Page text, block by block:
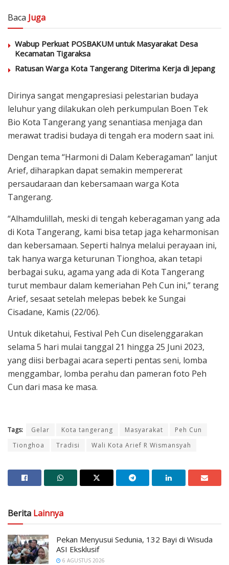
Baca Juga
Wabup Perkuat POSBAKUM untuk Masyarakat Desa
Kecamatan Tigaraksa
Ratusan Warga Kota Tangerang Diterima Kerja di Jepang
Dirinya sangat mengapresiasi pelestarian budaya
leluhur yang dilakukan oleh perkumpulan Boen Tek
Bio Kota Tangerang yang senantiasa menjaga dan
merawat tradisi budaya di tengah era modern saat ini.
Dengan tema “Harmoni di Dalam Keberagaman” lanjut
Arief, diharapkan dapat semakin mempererat
persaudaraan dan kebersamaan warga Kota
Tangerang.
“Alhamdulillah, meski di tengah keberagaman yang ada
di Kota Tangerang, kami bisa tetap jaga keharmonisan
dan kebersamaan. Seperti halnya melalui perayaan ini,
tak hanya warga keturunan Tionghoa, akan tetapi
berbagai suku, agama yang ada di Kota Tangerang
turut membaur dalam kemeriahan Peh Cun ini,” terang
Arief, sesaat setelah melepas bebek ke Sungai
Cisadane, Kamis (22/06).
Untuk diketahui, Festival Peh Cun diselenggarakan
selama 5 hari mulai tanggal 21 hingga 25 Juni 2023,
yang diisi berbagai acara seperti pentas seni, lomba
menggambar, lomba perahu dan pameran foto Peh
Cun dari masa ke masa.
Tags: Gelar Kota tangerang Masyarakat
Peh Cun
Tionghoa
Tradisi Wali Kota Arief R Wismansyah
Berita Lainnya
Pekan Menyusui Sedunia, 132 Bayi di Wisuda
ASI Eksklusif
6 AGUSTUS 2026